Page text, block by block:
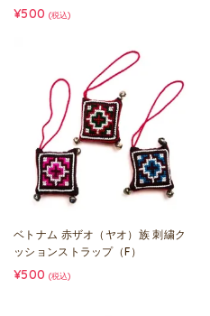
¥500 (税込)
ベトナム 赤ザオ（ヤオ）族 刺繍ク
ッションストラップ（F）
¥500 (税込)